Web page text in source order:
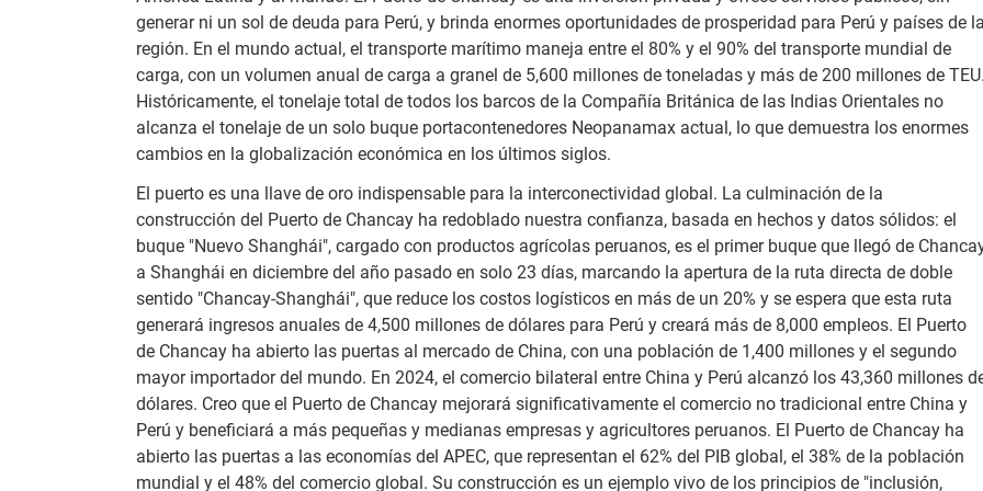
generar ni un sol de deuda para Perú, y brinda enormes oportunidades de prosperidad para Perú y países de la
región. En el mundo actual, el transporte marítimo maneja entre el 80% y el 90% del transporte mundial de
carga, con un volumen anual de carga a granel de 5,600 millones de toneladas y más de 200 millones de TEU.
Históricamente, el tonelaje total de todos los barcos de la Compañía Británica de las Indias Orientales no
alcanza el tonelaje de un solo buque portacontenedores Neopanamax actual, lo que demuestra los enormes
cambios en la globalización económica en los últimos siglos.
El puerto es una llave de oro indispensable para la interconectividad global. La culminación de la
construcción del Puerto de Chancay ha redoblado nuestra confianza, basada en hechos y datos sólidos: el
buque "Nuevo Shanghái", cargado con productos agrícolas peruanos, es el primer buque que llegó de
a Shanghái en diciembre del año pasado en solo 23 días, marcando la apertura de la ruta directa de doble
sentido "Chancay-Shanghái", que reduce los costos logísticos en más de un 20% y se espera que esta ruta
generará ingresos anuales de 4,500 millones de dólares para Perú y creará más de 8,000 empleos. El Puerto
de Chancay ha abierto las puertas al mercado de China, con una población de 1,400 millones y el segundo
mayor importador del mundo. En 2024, el comercio bilateral entre China y Perú alcanzó los 43,360 millones
dólares. Creo que el Puerto de Chancay mejorará significativamente el comercio no tradicional entre China y
Perú y beneficiará a más pequeñas y medianas empresas y agricultores peruanos. El Puerto de Chancay ha
abierto las puertas a las economías del APEC, que representan el 62% del PIB global, el 38% de la población
mundial y el 48% del comercio global. Su construcción es un ejemplo vivo de los principios de "inclusión,